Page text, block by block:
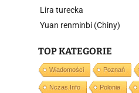
Lira turecka
Yuan renminbi (Chiny)
TOP KATEGORIE
Wiadomości Poznań
Nczas.info Polonia